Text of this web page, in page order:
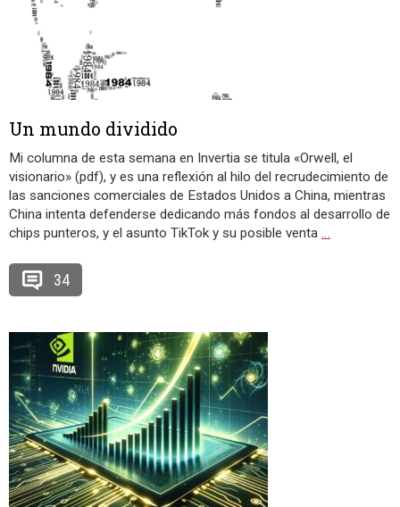
Un mundo dividido
Mi columna de esta semana en Invertia se titula «Orwell, el
visionario» (pdf), y es una reflexión al hilo del recrudecimiento de
las sanciones comerciales de Estados Unidos a China, mientras
China intenta defenderse dedicando más fondos al desarrollo de
chips punteros, y el asunto TikTok y su posible venta …
34